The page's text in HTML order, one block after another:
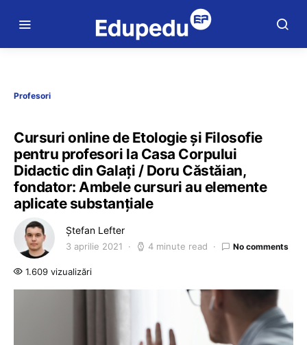
Profesori
Cursuri online de Etologie și Filosofie
pentru profesori la Casa Corpului
Didactic din Galați / Doru Căstăian,
fondator: Ambele cursuri au elemente
aplicate substanțiale
Ștefan Lefter
3 aprilie 2021 4 minute read No comments
1.609 vizualizări